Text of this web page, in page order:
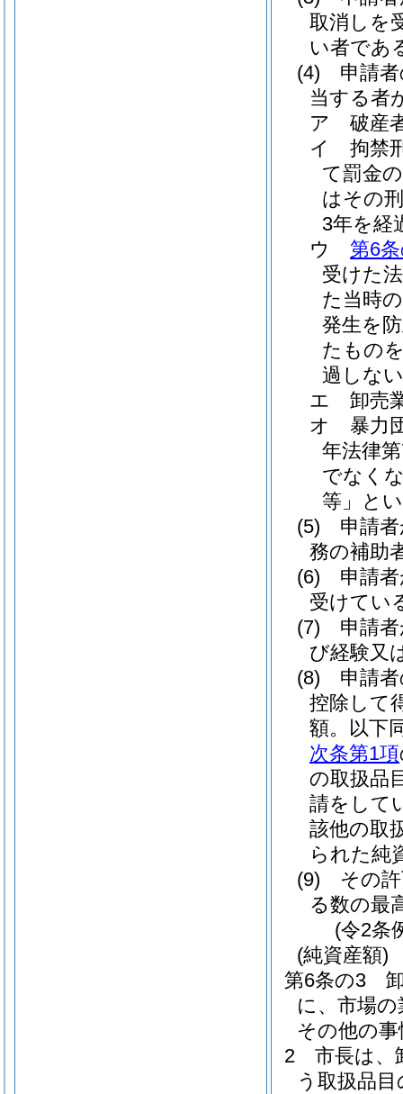
取消しを
い者であ
(4)
申請
当する者
ア
破産
イ
拘禁
て罰金
はその
3年を経
ウ
第6
受けた
た当時
発生を
たもの
過しな
エ
卸売
オ
暴力
年法律
でなく
等」と
(5)
申請
務の補助
(6)
申請
受けてい
(7)
申請
び経験又
(8)
申請
控除して
額。以下
次条第1項
の取扱品
請をして
該他の取
られた純
(9)
その
る数の最
(令2条
(純資産額)
第6条の3
に、市場
その他の
2
市長は、
う取扱品